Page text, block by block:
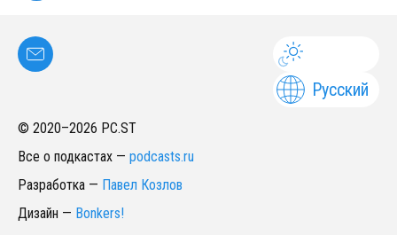
Русский
© 2020–2026 PC.ST
Все о подкастах — podcasts.ru
Разработка — Павел Козлов
Дизайн — Bonkers!